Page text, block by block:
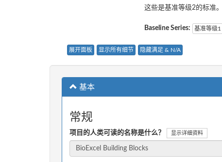
这些是基准等级2的标准。
Baseline Series: 基准等级1
展开面板 显示所有细节 隐藏满足 & N/A
基本
常规
项目的人类可读的名称是什么？ 显示详细资料